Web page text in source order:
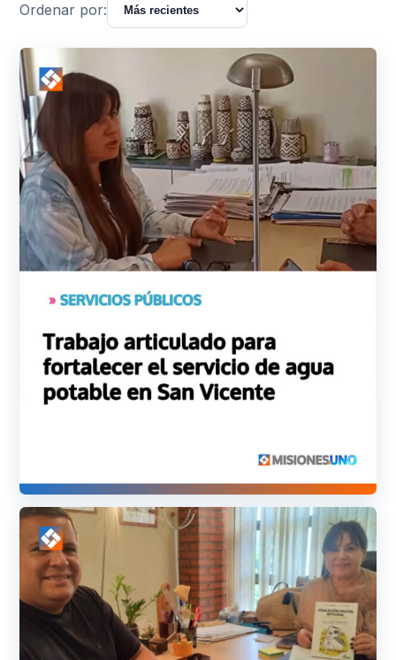
Ordenar por: